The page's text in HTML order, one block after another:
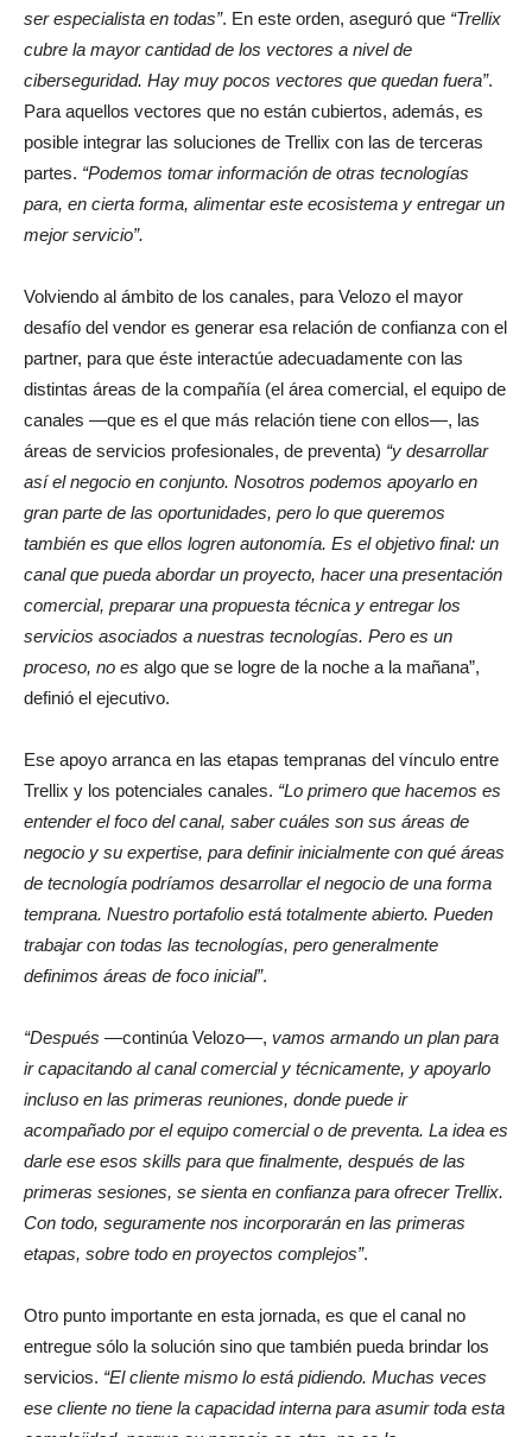
ser especialista en todas”. En este orden, aseguró que “Trellix
cubre la mayor cantidad de los vectores a nivel de
ciberseguridad. Hay muy pocos vectores que quedan fuera”.
Para aquellos vectores que no están cubiertos, además, es
posible integrar las soluciones de Trellix con las de terceras
partes. “Podemos tomar información de otras tecnologías
para, en cierta forma, alimentar este ecosistema y entregar un
mejor servicio”.
Volviendo al ámbito de los canales, para Velozo el mayor
desafío del vendor es generar esa relación de confianza con el
partner, para que éste interactúe adecuadamente con las
distintas áreas de la compañía (el área comercial, el equipo de
canales —que es el que más relación tiene con ellos—, las
áreas de servicios profesionales, de preventa) “y desarrollar
así el negocio en conjunto. Nosotros podemos apoyarlo en
gran parte de las oportunidades, pero lo que queremos
también es que ellos logren autonomía. Es el objetivo final: un
canal que pueda abordar un proyecto, hacer una presentación
comercial, preparar una propuesta técnica y entregar los
servicios asociados a nuestras tecnologías. Pero es un
proceso, no es algo que se logre de la noche a la mañana”,
definió el ejecutivo.
Ese apoyo arranca en las etapas tempranas del vínculo entre
Trellix y los potenciales canales. “Lo primero que hacemos es
entender el foco del canal, saber cuáles son sus áreas de
negocio y su expertise, para definir inicialmente con qué áreas
de tecnología podríamos desarrollar el negocio de una forma
temprana. Nuestro portafolio está totalmente abierto. Pueden
trabajar con todas las tecnologías, pero generalmente
definimos áreas de foco inicial”.
“Después —continúa Velozo—, vamos armando un plan para
ir capacitando al canal comercial y técnicamente, y apoyarlo
incluso en las primeras reuniones, donde puede ir
acompañado por el equipo comercial o de preventa. La idea es
darle ese esos skills para que finalmente, después de las
primeras sesiones, se sienta en confianza para ofrecer Trellix.
Con todo, seguramente nos incorporarán en las primeras
etapas, sobre todo en proyectos complejos”.
Otro punto importante en esta jornada, es que el canal no
entregue sólo la solución sino que también pueda brindar los
servicios. “El cliente mismo lo está pidiendo. Muchas veces
ese cliente no tiene la capacidad interna para asumir toda esta